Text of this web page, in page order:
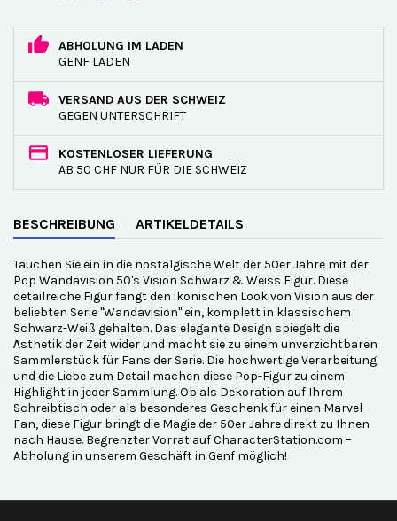
ABHOLUNG IM LADEN
GENF LADEN
VERSAND AUS DER SCHWEIZ
GEGEN UNTERSCHRIFT
KOSTENLOSER LIEFERUNG
AB 50 CHF NUR FÜR DIE SCHWEIZ
BESCHREIBUNG ARTIKELDETAILS
Tauchen Sie ein in die nostalgische Welt der 50er Jahre mit der
Pop Wandavision 50's Vision Schwarz & Weiss Figur. Diese
detailreiche Figur fängt den ikonischen Look von Vision aus der
beliebten Serie "Wandavision" ein, komplett in klassischem
Schwarz-Weiß gehalten. Das elegante Design spiegelt die
Ästhetik der Zeit wider und macht sie zu einem unverzichtbaren
Sammlerstück für Fans der Serie. Die hochwertige Verarbeitung
und die Liebe zum Detail machen diese Pop-Figur zu einem
Highlight in jeder Sammlung. Ob als Dekoration auf Ihrem
Schreibtisch oder als besonderes Geschenk für einen Marvel-
Fan, diese Figur bringt die Magie der 50er Jahre direkt zu Ihnen
nach Hause. Begrenzter Vorrat auf CharacterStation.com –
Abholung in unserem Geschäft in Genf möglich!